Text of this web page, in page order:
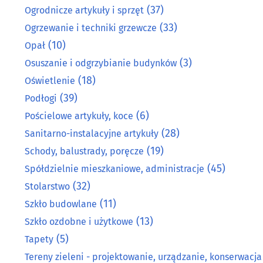
Ogrodnicze artykuły i sprzęt (37)
Ogrzewanie i techniki grzewcze (33)
Opał (10)
Osuszanie i odgrzybianie budynków (3)
Oświetlenie (18)
Podłogi (39)
Pościelowe artykuły, koce (6)
Sanitarno-instalacyjne artykuły (28)
Schody, balustrady, poręcze (19)
Spółdzielnie mieszkaniowe, administracje (45)
Stolarstwo (32)
Szkło budowlane (11)
Szkło ozdobne i użytkowe (13)
Tapety (5)
Tereny zieleni - projektowanie, urządzanie, konserwacja